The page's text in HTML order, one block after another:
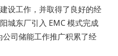
设工作，并取得了良好的经
城东厂引入 EMC 模式完成
司储能工作推广积累了经